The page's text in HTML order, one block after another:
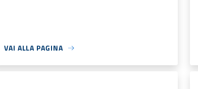
VAI ALLA PAGINA